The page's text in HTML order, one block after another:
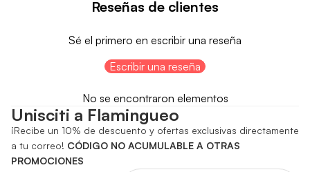
Reseñas de clientes
Sé el primero en escribir una reseña
Escribir una reseña
No se encontraron elementos
Unisciti a Flamingueo
¡Recibe un 10% de descuento y ofertas exclusivas directamente
a tu correo! CÓDIGO NO ACUMULABLE A OTRAS
PROMOCIONES